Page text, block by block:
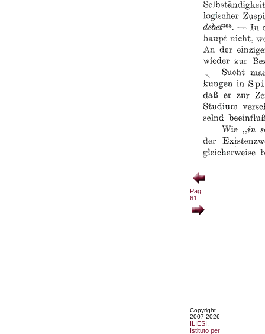
Pag.
61
Copyright
2007-2026
ILIESI,
Istituto per